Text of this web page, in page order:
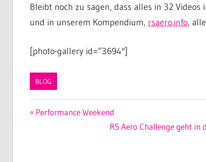
Bleibt noch zu sagen, dass alles in 32
und in unserem Kompendium, rsaero.info,
[photo-gallery id=“3694″]
BLOG
Beitragsnavigation
Vorheriger
Performance Weekend
Nächster
RS Aero Challenge geht in